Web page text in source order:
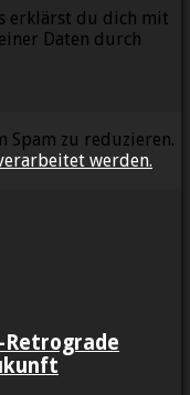
erklärst du dich mit
Daten durch
Spam zu reduzieren.
werden.
Retrograde